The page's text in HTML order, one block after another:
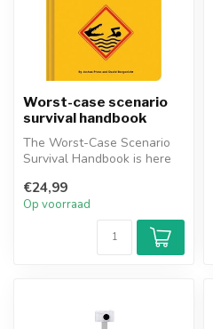
Worst-case scenario
survival handbook
The Worst-Case Scenario
Survival Handbook is here
illustrat...
€24,99
Op voorraad